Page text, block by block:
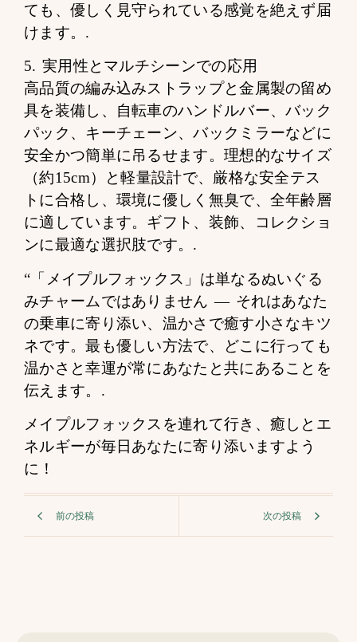
ても、優しく見守られている感覚を絶えず届
けます。.
5. 実用性とマルチシーンでの応用
高品質の編み込みストラップと金属製の留め
具を装備し、自転車のハンドルバー、バック
パック、キーチェーン、バックミラーなどに
安全かつ簡単に吊るせます。理想的なサイズ
（約15cm）と軽量設計で、厳格な安全テス
トに合格し、環境に優しく無臭で、全年齢層
に適しています。ギフト、装飾、コレクショ
ンに最適な選択肢です。.
“「メイプルフォックス」は単なるぬいぐる
みチャームではありません — それはあなた
の乗車に寄り添い、温かさで癒す小さなキツ
ネです。最も優しい方法で、どこに行っても
温かさと幸運が常にあなたと共にあることを
伝えます。.
メイプルフォックスを連れて行き、癒しとエ
ネルギーが毎日あなたに寄り添いますよう
に！
前の投稿 次の投稿